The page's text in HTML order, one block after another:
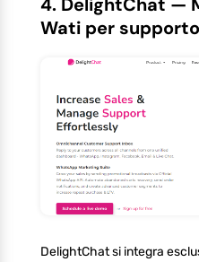
Wati per
DelightChat si integra